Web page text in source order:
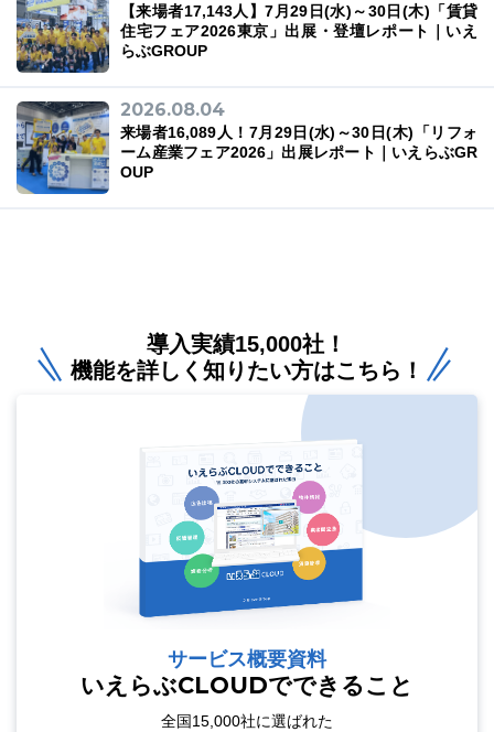
【来場者17,143人】7月29日(水)～30日(木)「賃貸
住宅フェア2026東京」出展・登壇レポート｜いえ
らぶGROUP
2026.08.04
来場者16,089人！7月29日(水)～30日(木)「リフォ
ーム産業フェア2026」出展レポート｜いえらぶGR
OUP
導入実績15,000社！
機能を詳しく知りたい方はこちら！
サービス概要資料
いえらぶCLOUDでできること
全国15,000社に選ばれた